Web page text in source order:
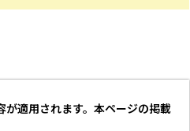
が適用されます。本ページの掲載